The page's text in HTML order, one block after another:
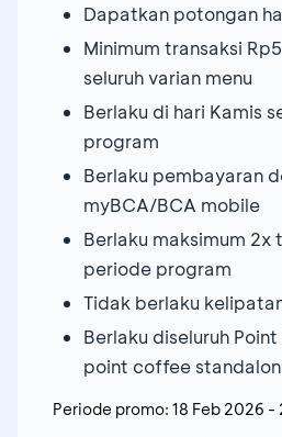
Dapatkan potongan
Minimum transaksi
seluruh varian menu
Berlaku di hari Kamis
program
Berlaku pembayaran
myBCA/BCA mobile
Berlaku maksimum 2x
periode program
Tidak berlaku
Berlaku diseluruh
point coffee
Periode promo: 18 Feb 2026 -